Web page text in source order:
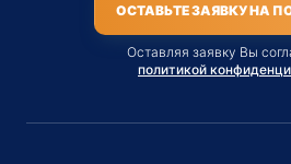
ОСТАВЬТЕ ЗАЯВКУ НА
Оставляя заявку Вы
политикой